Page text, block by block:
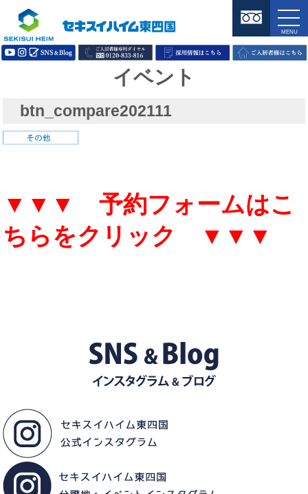
イベント
btn_compare202111
▼▼▼ 予約フォームはこ
ちらをクリック ▼▼▼